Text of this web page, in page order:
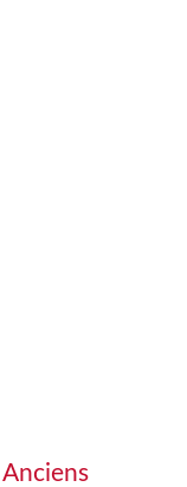
Anciens